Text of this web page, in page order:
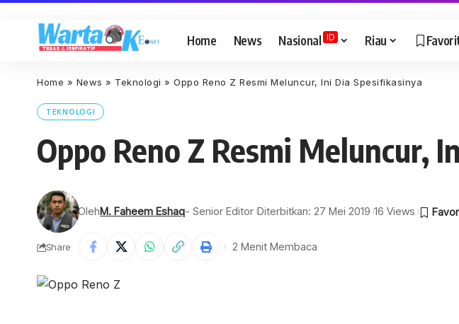
Home News Nasional ID Riau
Home » News » Teknologi » Oppo Reno Z Resmi Meluncur, Ini Dia Spesifikasinya
TEKNOLOGI
Oppo Reno Z Resmi Meluncur,
OlehM. Faheem Eshaq- Senior Editor Diterbitkan: 27 Mei 2019 16 Views
Share 2 Menit Membaca